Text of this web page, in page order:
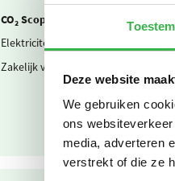
Deze website
We gebruiken
ons
media, adverteren
verstrekt of die ze
CO₂ Scope 2 en Business travel
Elektriciteit
Zakelijk verkeer